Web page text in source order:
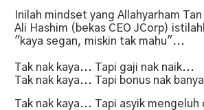
Inilah mindset yang Allahyarham
Ali Hashim (bekas CEO JCorp)
"kaya segan, miskin tak mahu"...
Tak nak kaya... Tapi gaji nak naik...
Tak nak kaya... Tapi bonus nak
Tak nak kaya... Tapi asyik mengeluh